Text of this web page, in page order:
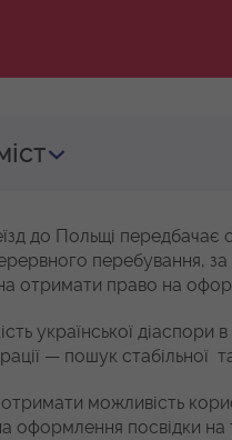
до Польщі передбачає
перебування,
отримати право на
української
— пошук стабільної
можливість
оформлення посвідки